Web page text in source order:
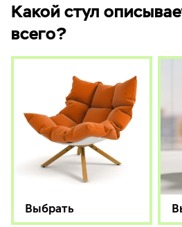
Какой стул
всего?
Выбрать